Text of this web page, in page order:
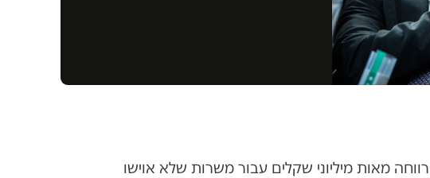
מאות מיליוני שקלים עבור משרות שלא אוישו